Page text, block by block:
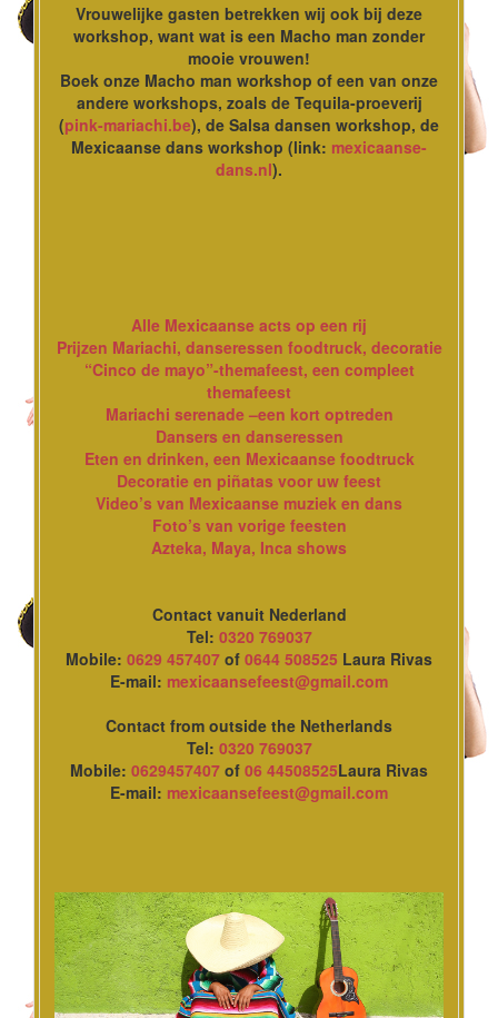
Vrouwelijke gasten betrekken wij ook bij deze
workshop, want wat is een Macho man zonder
mooie vrouwen!
Boek onze Macho man workshop of een van onze
andere workshops, zoals de Tequila-proeverij
(pink-mariachi.be), de Salsa dansen workshop, de
Mexicaanse dans workshop (link: mexicaanse-
dans.nl).
Alle Mexicaanse acts op een rij
Prijzen Mariachi, danseressen foodtruck, decoratie
“Cinco de mayo”-themafeest, een compleet
themafeest
Mariachi serenade –een kort optreden
Dansers en danseressen
Eten en drinken, een Mexicaanse foodtruck
Decoratie en piñatas voor uw feest
Video’s van Mexicaanse muziek en dans
Foto’s van vorige feesten
Azteka, Maya, Inca shows
Contact vanuit Nederland
Tel: 0320 769037
Mobile: 0629 457407 of 0644 508525 Laura Rivas
E-mail: mexicaansefeest@gmail.com
Contact from outside the Netherlands
Tel: 0320 769037
Mobile: 0629457407 of 06 44508525Laura Rivas
E-mail: mexicaansefeest@gmail.com